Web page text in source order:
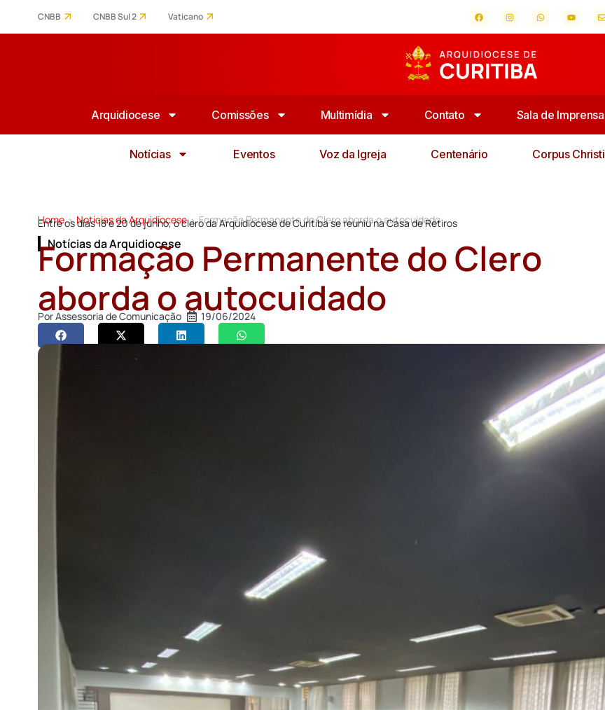
CNBB CNBB Sul 2 Vaticano
Arquidiocese Comissões Multimídia Contato Sala de Imprensa
Notícias Eventos Voz da Igreja Centenário Corpus Christi
Home > Notícias da Arquidiocese > Formação Permanente do Clero aborda o autocuidado
Entre os dias 18 e 20 de junho, o clero da Arquidiocese de Curitiba se reuniu na Casa de Retiros
Notícias da Arquidiocese
Formação Permanente do Clero
aborda o autocuidado
PorAssessoria de Comunicação 19/06/2024